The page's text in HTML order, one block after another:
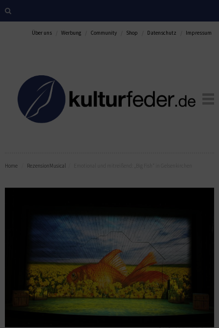
Über uns Werbung Community Shop Datenschutz Impressum
Home RezensionMusical Emotional und mitreißend: „Big Fish“ in Gelsenkirchen